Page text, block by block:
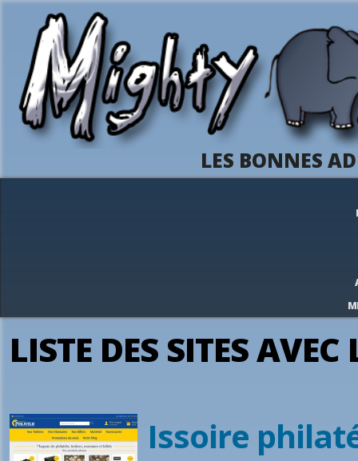
LES BONNES
LISTE DES SITES
Issoire